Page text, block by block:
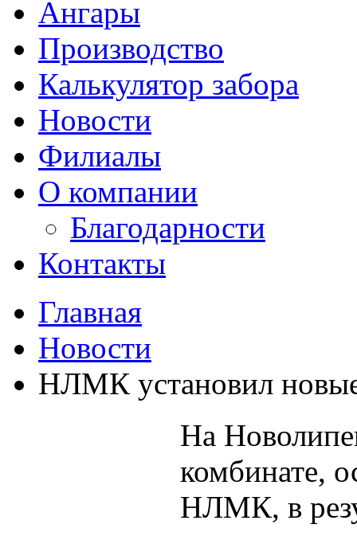
Ангары
Производство
Калькулятор забора
Новости
Филиалы
О компании
Благодарности
Контакты
Главная
Новости
НЛМК установил
На
комбинате,
НЛМК, в